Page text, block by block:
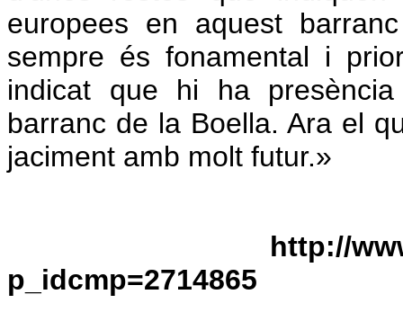
europees en aquest
sempre és fonamental i
indicat que hi ha
barranc de la Boella. Ara el
jaciment amb molt futur.»
http://
p_idcmp=2714865